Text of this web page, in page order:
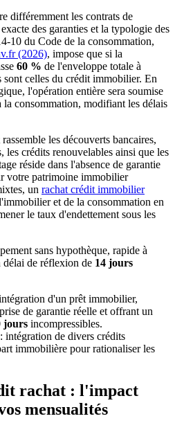
différemment les contrats de
des garanties et la typologie des
10 du Code de la consommation,
(2026), impose que si la
60 % de l'enveloppe totale à
sont celles du crédit immobilier. En
l'opération entière sera soumise
consommation, modifiant les délais
les découverts bancaires,
les crédits renouvelables ainsi que les
réside dans l'absence de garantie
votre patrimoine immobilier
un rachat crédit immobilier
et de la consommation en
le taux d'endettement sous les
sans hypothèque, rapide à
délai de réflexion de 14 jours
d'un prêt immobilier,
de garantie réelle et offrant un
jours incompressibles.
: intégration de divers crédits
immobilière pour rationaliser les
rachat : l'impact
mensualités